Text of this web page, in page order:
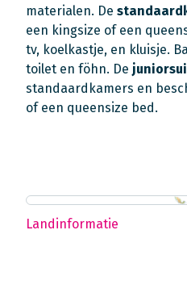
materialen. De
een kingsize of een
tv, koelkastje, en kluisje.
toilet en föhn. De
standaardkamers en
of een queensize bed.
Landinformatie